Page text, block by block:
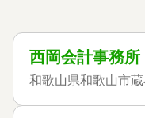
西岡会計事務所
和歌山県和歌山市